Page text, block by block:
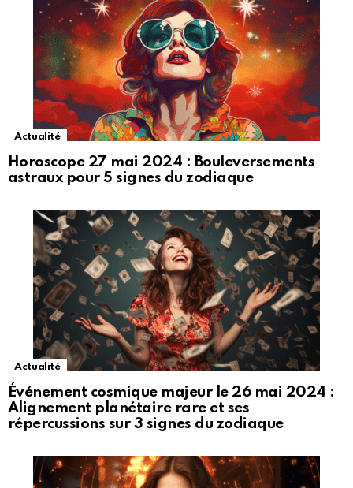
Actualité
Horoscope 27 mai 2024 : Bouleversements
astraux pour 5 signes du zodiaque
Actualité
Événement cosmique majeur le 26 mai 2024 :
Alignement planétaire rare et ses
répercussions sur 3 signes du zodiaque